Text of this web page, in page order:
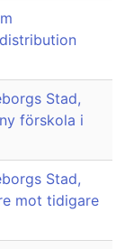
Stad,
förskola i
Stad,
mot tidigare